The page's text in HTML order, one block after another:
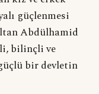
güçlenmesi
Abdülhamid
bilinçli ve
bir devletin